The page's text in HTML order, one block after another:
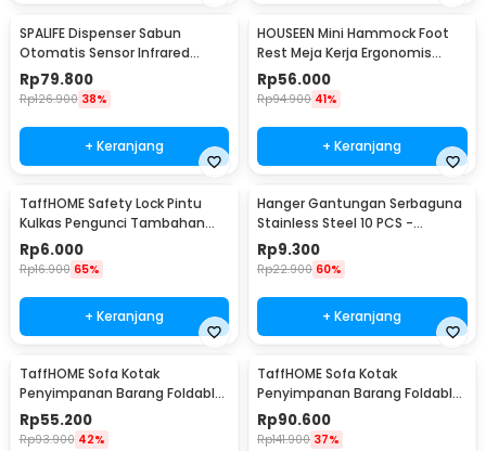
SPALIFE Dispenser Sabun
Otomatis Sensor Infrared
Stainless Steel 250ml - AD-03
Rp79.800
Rp126.900 38%
+ Keranjang
HOUSEEN Mini Hammock Foot
Rest Meja Kerja Ergonomis
Sandaran Kaki
Rp56.000
Rp94.900 41%
+ Keranjang
TaffHOME Safety Lock Pintu
Kulkas Pengunci Tambahan
Tempel - S1843
Rp6.000
Rp16.900 65%
+ Keranjang
Hanger Gantungan Serbaguna
Stainless Steel 10 PCS -
M127105
Rp9.300
Rp22.900 60%
+ Keranjang
TaffHOME Sofa Kotak
Penyimpanan Barang Foldable
Storage Box 30x30x30cm - L170
Rp55.200
Rp93.900 42%
TaffHOME Sofa Kotak
Penyimpanan Barang Foldable
Storage Box 48x30x30cm - L170
Rp90.600
Rp141.900 37%